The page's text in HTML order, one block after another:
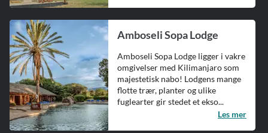
Amboseli Sopa Lodge
Amboseli Sopa Lodge ligger i vakre
omgivelser med Kilimanjaro som
majestetisk nabo! Lodgens mange
flotte trær, planter og ulike
fuglearter gir stedet et ekso...
Les mer